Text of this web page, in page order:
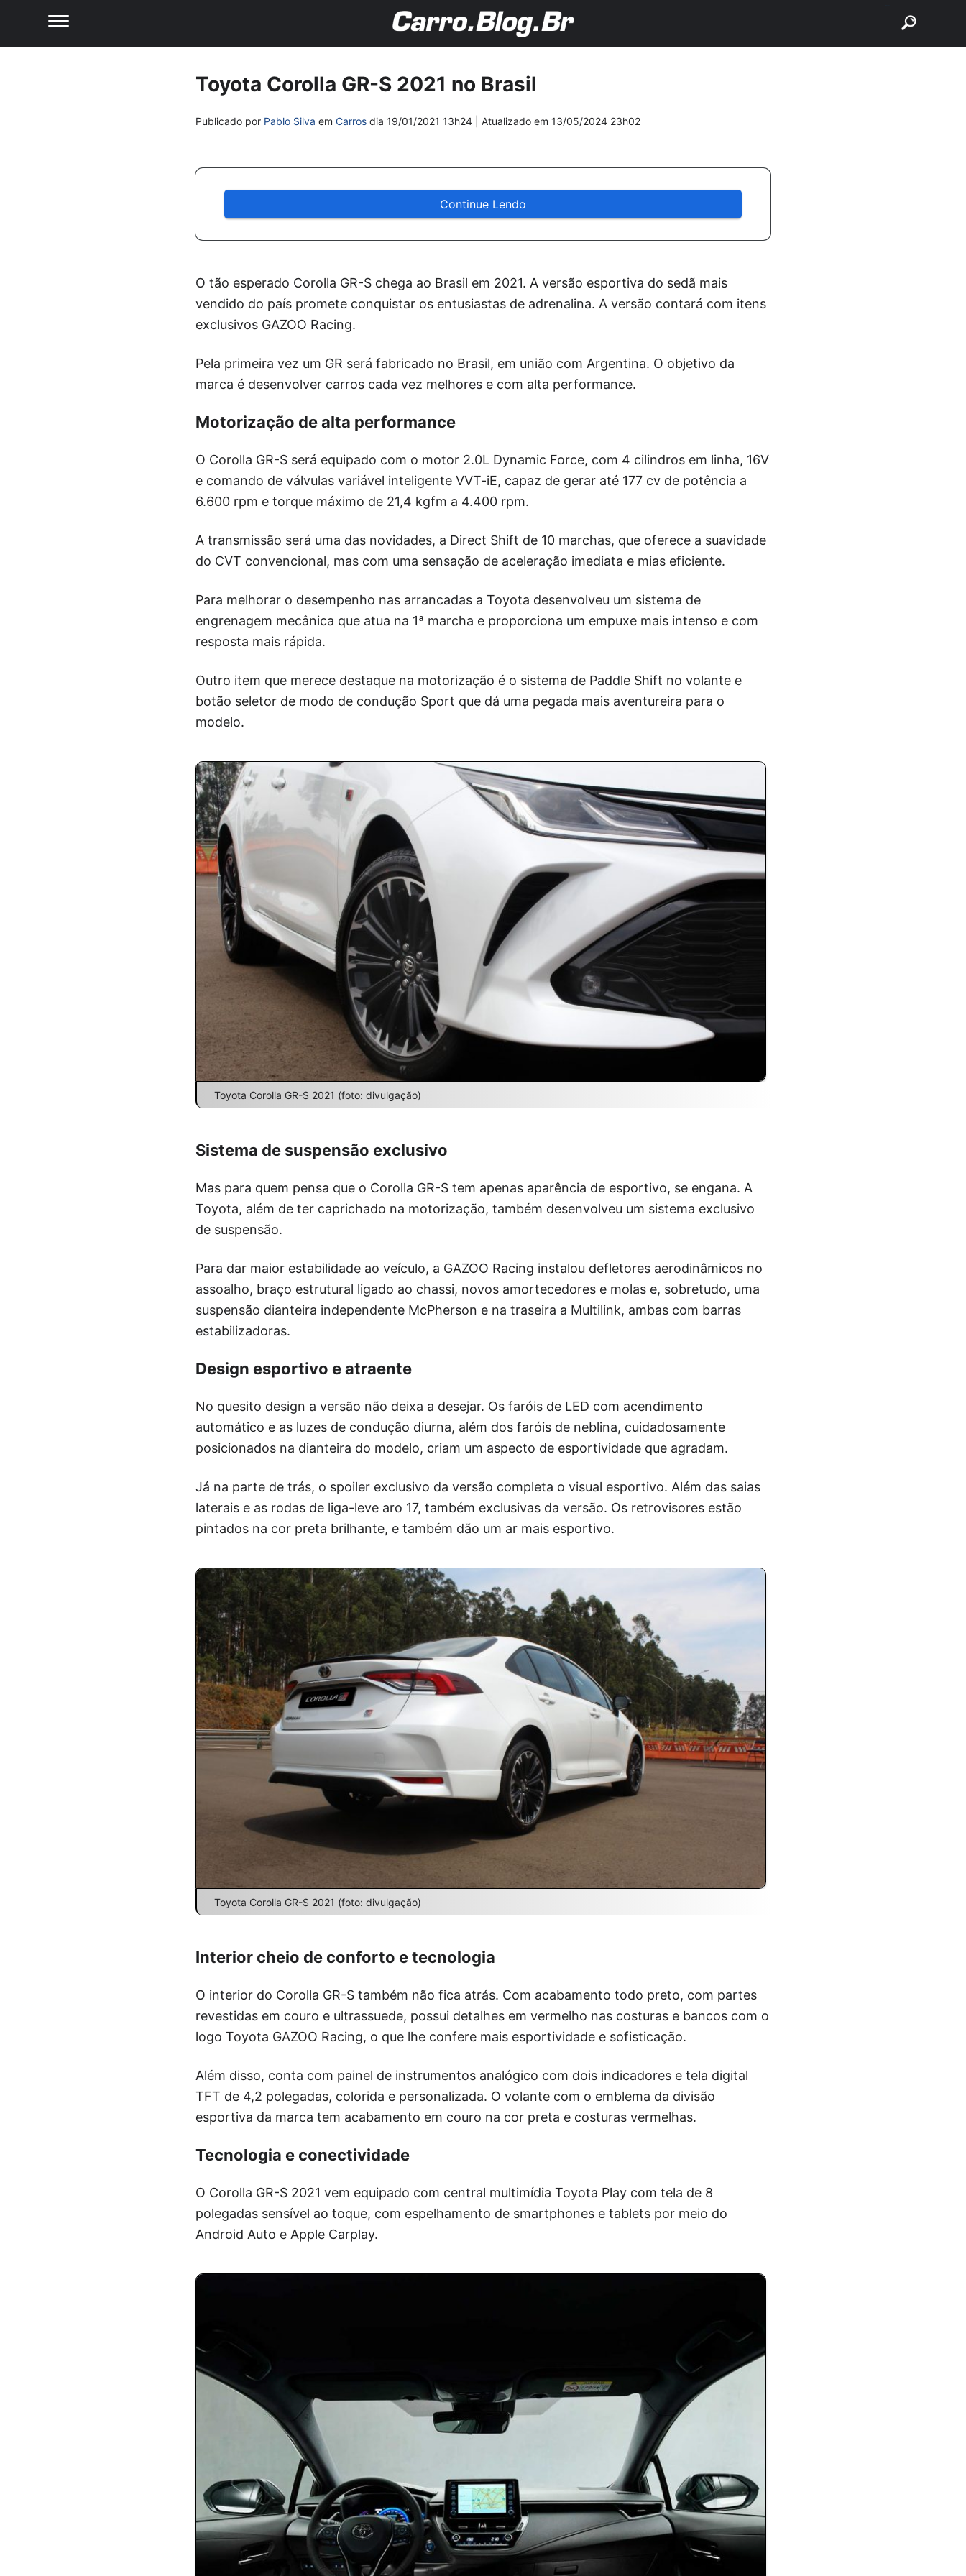
Toyota Corolla GR-S 2021 no Brasil
Publicado por Pablo Silva em Carros dia 19/01/2021 13h24 | Atualizado em 13/05/2024 23h02
Continue Lendo
O tão esperado Corolla GR-S chega ao Brasil em 2021. A versão esportiva do sedã mais
vendido do país promete conquistar os entusiastas de adrenalina. A versão contará com itens
exclusivos GAZOO Racing.
Pela primeira vez um GR será fabricado no Brasil, em união com Argentina. O objetivo da
marca é desenvolver carros cada vez melhores e com alta performance.
Motorização de alta performance
O Corolla GR-S será equipado com o motor 2.0L Dynamic Force, com 4 cilindros em linha, 16V
e comando de válvulas variável inteligente VVT-iE, capaz de gerar até 177 cv de potência a
6.600 rpm e torque máximo de 21,4 kgfm a 4.400 rpm.
A transmissão será uma das novidades, a Direct Shift de 10 marchas, que oferece a suavidade
do CVT convencional, mas com uma sensação de aceleração imediata e mias eficiente.
Para melhorar o desempenho nas arrancadas a Toyota desenvolveu um sistema de
engrenagem mecânica que atua na 1ª marcha e proporciona um empuxe mais intenso e com
resposta mais rápida.
Outro item que merece destaque na motorização é o sistema de Paddle Shift no volante e
botão seletor de modo de condução Sport que dá uma pegada mais aventureira para o
modelo.
Toyota Corolla GR-S 2021 (foto: divulgação)
Sistema de suspensão exclusivo
Mas para quem pensa que o Corolla GR-S tem apenas aparência de esportivo, se engana. A
Toyota, além de ter caprichado na motorização, também desenvolveu um sistema exclusivo
de suspensão.
Para dar maior estabilidade ao veículo, a GAZOO Racing instalou defletores aerodinâmicos no
assoalho, braço estrutural ligado ao chassi, novos amortecedores e molas e, sobretudo, uma
suspensão dianteira independente McPherson e na traseira a Multilink, ambas com barras
estabilizadoras.
Design esportivo e atraente
No quesito design a versão não deixa a desejar. Os faróis de LED com acendimento
automático e as luzes de condução diurna, além dos faróis de neblina, cuidadosamente
posicionados na dianteira do modelo, criam um aspecto de esportividade que agradam.
Já na parte de trás, o spoiler exclusivo da versão completa o visual esportivo. Além das saias
laterais e as rodas de liga-leve aro 17, também exclusivas da versão. Os retrovisores estão
pintados na cor preta brilhante, e também dão um ar mais esportivo.
Toyota Corolla GR-S 2021 (foto: divulgação)
Interior cheio de conforto e tecnologia
O interior do Corolla GR-S também não fica atrás. Com acabamento todo preto, com partes
revestidas em couro e ultrassuede, possui detalhes em vermelho nas costuras e bancos com o
logo Toyota GAZOO Racing, o que lhe confere mais esportividade e sofisticação.
Além disso, conta com painel de instrumentos analógico com dois indicadores e tela digital
TFT de 4,2 polegadas, colorida e personalizada. O volante com o emblema da divisão
esportiva da marca tem acabamento em couro na cor preta e costuras vermelhas.
Tecnologia e conectividade
O Corolla GR-S 2021 vem equipado com central multimídia Toyota Play com tela de 8
polegadas sensível ao toque, com espelhamento de smartphones e tablets por meio do
Android Auto e Apple Carplay.